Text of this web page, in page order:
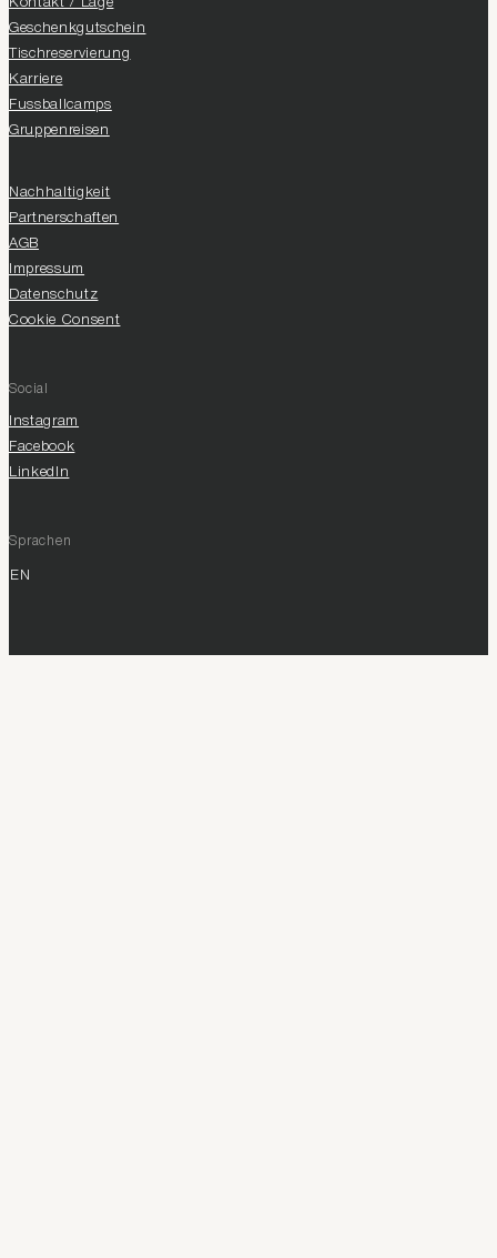
Kontakt / Lage
Geschenkgutschein
Tischreservierung
Karriere
Fussballcamps
Gruppenreisen
Nachhaltigkeit
Partnerschaften
AGB
Impressum
Datenschutz
Cookie Consent
Social
Instagram
Facebook
LinkedIn
Sprachen
EN